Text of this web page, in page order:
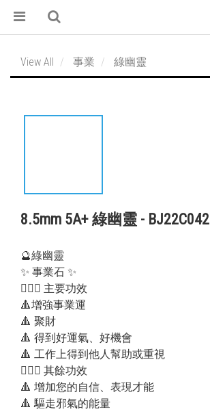
View All 事業 綠幽靈
8.5mm 5A+ 綠幽靈 - BJ22C042
🔮綠幽靈
✨ 事業石 ✨
💁🏻‍♀️ 主要功效
🔺增強事業運
🔺 聚財
🔺 得到好運氣、好機會
🔺 工作上得到他人幫助或重視
💁🏻‍♂️ 其餘功效
🔺 增加您的自信、表現才能
🔺 驅走邪氣的能量